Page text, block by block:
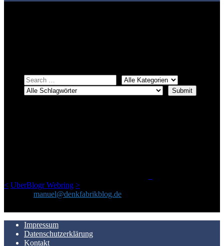
< UberBlogr Webring >
manuel@denkfabrikblog.de
Impressum
Datenschutzerklärung
Kontakt